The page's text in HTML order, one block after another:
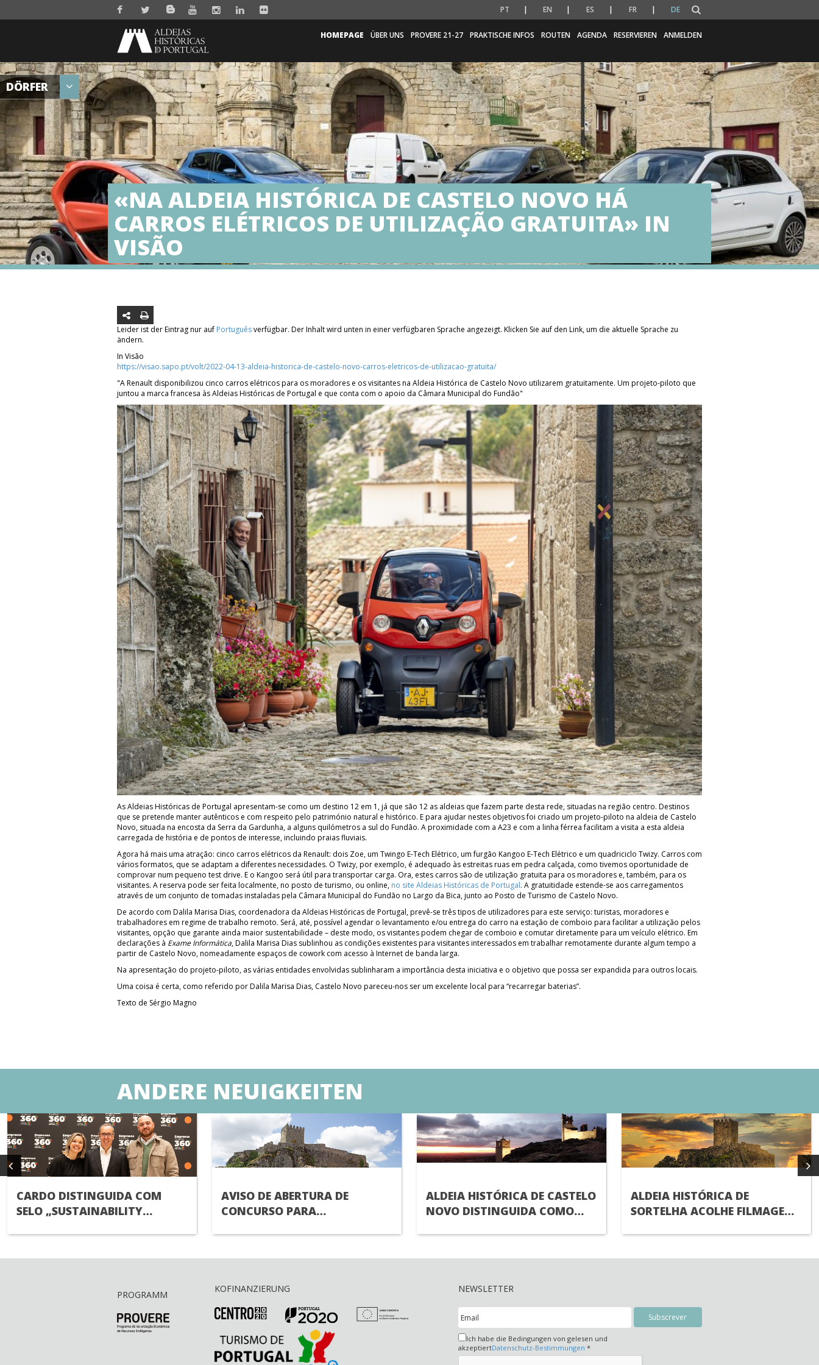
PT EN ES FR DE
HOMEPAGE ÜBER UNS PROVERE 21-27 PRAKTISCHE INFOS ROUTEN AGENDA RESERVIEREN ANMELDEN
DÖRFER
«NA ALDEIA HISTÓRICA DE CASTELO NOVO HÁ
CARROS ELÉTRICOS DE UTILIZAÇÃO GRATUITA» IN
VISÃO
Leider ist der Eintrag nur auf Portuguêsverfügbar. Der Inhalt wird unten in einer verfügbaren Sprache angezeigt. Klicken Sie auf den Link, um die aktuelle Sprache zu
ändern.
In Visão
https://visao.sapo.pt/volt/2022-04-13-aldeia-historica-de-castelo-novo-carros-eletricos-de-utilizacao-gratuita/
"A Renault disponibilizou cinco carros elétricos para os moradores e os visitantes na Aldeia Histórica de Castelo Novo utilizarem gratuitamente. Um projeto-piloto que
juntou a marca francesa às Aldeias Históricas de Portugal e que conta com o apoio da Câmara Municipal do Fundão"
As Aldeias Históricas de Portugal apresentam-se como um destino 12 em 1, já que são 12 as aldeias que fazem parte desta rede, situadas na região centro. Destinos
que se pretende manter autênticos e com respeito pelo património natural e histórico. E para ajudar nestes objetivos foi criado um projeto-piloto na aldeia de Castelo
Novo, situada na encosta da Serra da Gardunha, a alguns quilómetros a sul do Fundão. A proximidade com a A23 e com a linha férrea facilitam a visita a esta aldeia
carregada de história e de pontos de interesse, incluindo praias fluviais.
Agora há mais uma atração: cinco carros elétricos da Renault: dois Zoe, um Twingo E-Tech Elétrico, um furgão Kangoo E-Tech Elétrico e um quadriciclo Twizy. Carros com
vários formatos, que se adaptam a diferentes necessidades. O Twizy, por exemplo, é adequado às estreitas ruas em pedra calçada, como tivemos oportunidade de
comprovar num pequeno test drive. E o Kangoo será útil para transportar carga. Ora, estes carros são de utilização gratuita para os moradores e, também, para os
visitantes. A reserva pode ser feita localmente, no posto de turismo, ou online, no site Aldeias Históricas de Portugal. A gratuitidade estende-se aos carregamentos
através de um conjunto de tomadas instaladas pela Câmara Municipal do Fundão no Largo da Bica, junto ao Posto de Turismo de Castelo Novo.
De acordo com Dalila Marisa Dias, coordenadora da Aldeias Históricas de Portugal, prevê-se três tipos de utilizadores para este serviço: turistas, moradores e
trabalhadores em regime de trabalho remoto. Será, até, possível agendar o levantamento e/ou entrega do carro na estação de comboio para facilitar a utilização pelos
visitantes, opção que garante ainda maior sustentabilidade – deste modo, os visitantes podem chegar de comboio e comutar diretamente para um veículo elétrico. Em
declarações à Exame Informática, Dalila Marisa Dias sublinhou as condições existentes para visitantes interessados em trabalhar remotamente durante algum tempo a
partir de Castelo Novo, nomeadamente espaços de cowork com acesso à Internet de banda larga.
Na apresentação do projeto-piloto, as várias entidades envolvidas sublinharam a importância desta iniciativa e o objetivo que possa ser expandida para outros locais.
Uma coisa é certa, como referido por Dalila Marisa Dias, Castelo Novo pareceu-nos ser um excelente local para “recarregar baterias”.
Texto de Sérgio Magno
ANDERE NEUIGKEITEN
CARDO DISTINGUIDA COM
SELO „SUSTAINABILITY
AVISO DE ABERTURA DE
CONCURSO PARA
ALDEIA HISTÓRICA DE CASTELO
NOVO DISTINGUIDA COMO
ORGANIZAÇÃO MUNDIAL DO
ALDEIA HISTÓRICA DE
SORTELHA ACOLHE FILMAGENS
PROGRAMM
KOFINANZIERUNG NEWSLETTER
Ich habe die Bedingungen von gelesen und
akzeptiertDatenschutz-Bestimmungen *